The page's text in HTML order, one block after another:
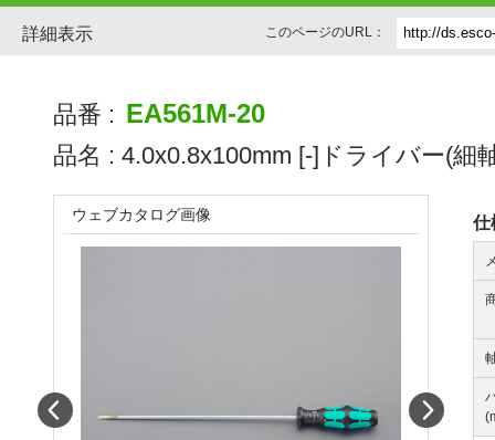
詳細表示 このページのURL：
品番 : EA561M-20
品名 : 4.0x0.8x100mm [-]ドライバー(細
仕
ウェブカタログ画像